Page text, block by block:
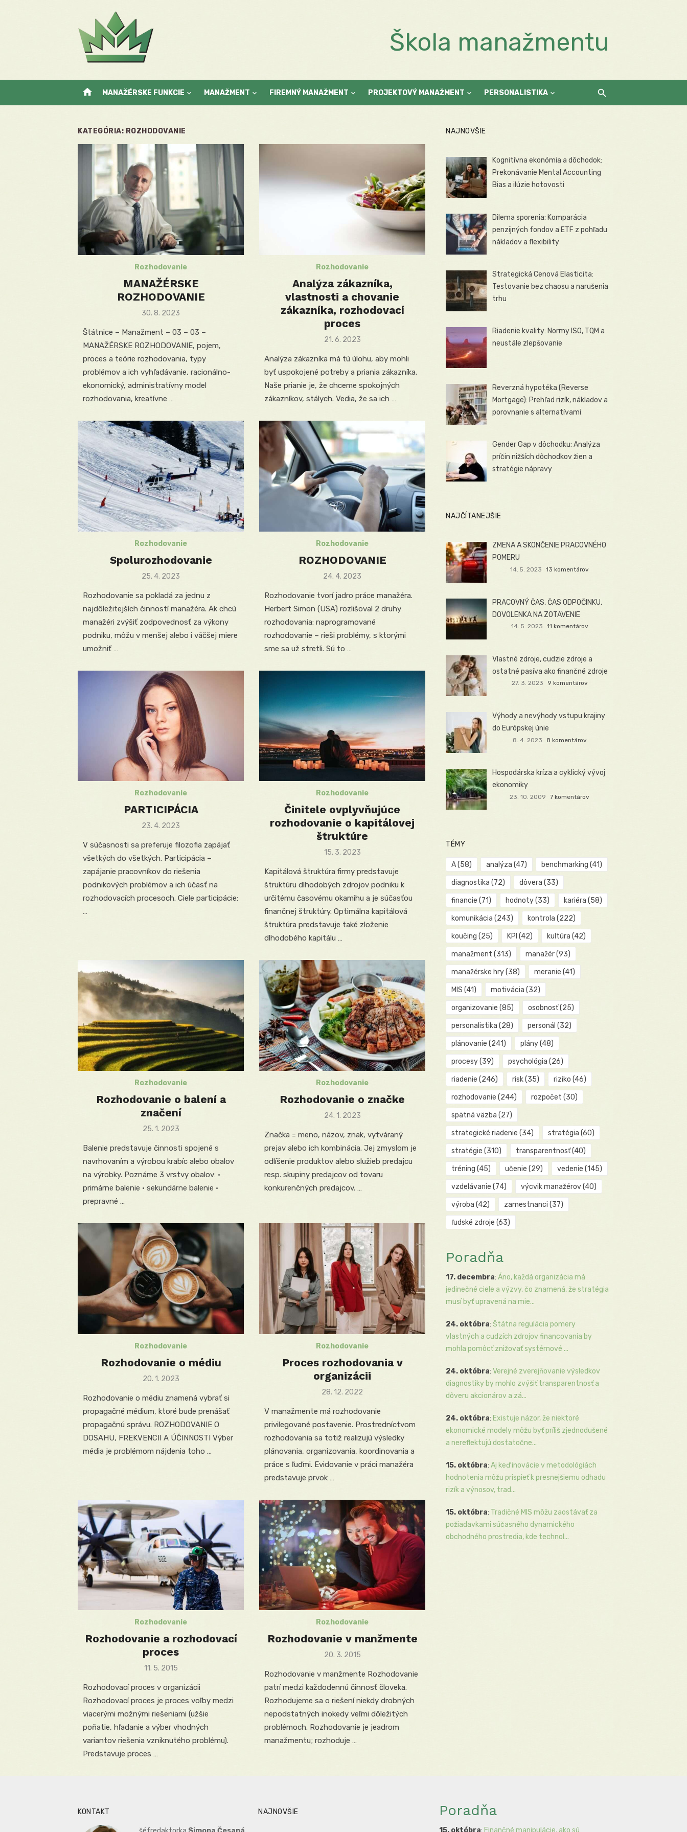
Škola manažmentu
home MANAŽÉRSKE FUNKCIE MANAŽMENT FIREMNÝ MANAŽMENT PROJEKTOVÝ MANAŽMENT PERSONALISTIKA
KATEGÓRIA: ROZHODOVANIE
Rozhodovanie
MANAŽÉRSKE
ROZHODOVANIE
Posted
30. 8. 2023
Štátnice – Manažment – 03 – 03 –
MANAŽÉRSKE ROZHODOVANIE, pojem,
proces a teórie rozhodovania, typy
problémov a ich vyhľadávanie, racionálno-
ekonomický, administratívny model
rozhodovania, kreatívne …
Rozhodovanie
Analýza zákazníka,
vlastnosti a chovanie
zákazníka, rozhodovací
proces
Posted
21. 6. 2023
Analýza zákazníka má tú úlohu, aby mohli
byť uspokojené potreby a priania zákazníka.
Naše prianie je, že chceme spokojných
zákazníkov, stálych. Vedia, že sa ich …
Rozhodovanie
Spolurozhodovanie
Posted
25. 4. 2023
Rozhodovanie sa pokladá za jednu z
najdôležitejších činností manažéra. Ak chcú
manažéri zvýšiť zodpovednosť za výkony
podniku, môžu v menšej alebo i väčšej miere
umožniť …
Rozhodovanie
ROZHODOVANIE
Posted
24. 4. 2023
Rozhodovanie tvorí jadro práce manažéra.
Herbert Simon (USA) rozlišoval 2 druhy
rozhodovania: naprogramované
rozhodovanie – rieši problémy, s ktorými
sme sa už stretli. Sú to …
Rozhodovanie
PARTICIPÁCIA
Posted
23. 4. 2023
V súčasnosti sa preferuje filozofia zapájať
všetkých do všetkých. Participácia –
zapájanie pracovníkov do riešenia
podnikových problémov a ich účasť na
rozhodovacích procesoch. Ciele participácie:
…
Rozhodovanie
Činitele ovplyvňujúce
rozhodovanie o kapitálovej
štruktúre
Posted
15. 3. 2023
Kapitálová štruktúra firmy predstavuje
štruktúru dlhodobých zdrojov podniku k
určitému časovému okamihu a je súčasťou
finančnej štruktúry. Optimálna kapitálová
štruktúra predstavuje také zloženie
dlhodobého kapitálu …
Rozhodovanie
Rozhodovanie o balení a
značení
Posted
25. 1. 2023
Balenie predstavuje činnosti spojené s
navrhovaním a výrobou krabíc alebo obalov
na výrobky. Poznáme 3 vrstvy obalov: •
primárne balenie • sekundárne balenie •
prepravné …
Rozhodovanie
Rozhodovanie o značke
Posted
24. 1. 2023
Značka = meno, názov, znak, vytváraný
prejav alebo ich kombinácia. Jej zmyslom je
odlíšenie produktov alebo služieb predajcu
resp. skupiny predajcov od tovaru
konkurenčných predajcov. …
Rozhodovanie
Rozhodovanie o médiu
Posted
20. 1. 2023
Rozhodovanie o médiu znamená vybrať si
propagačné médium, ktoré bude prenášať
propagačnú správu. ROZHODOVANIE O
DOSAHU, FREKVENCII A ÚČINNOSTI Výber
média je problémom nájdenia toho …
Rozhodovanie
Proces rozhodovania v
organizácii
Posted
28. 12. 2022
V manažmente má rozhodovanie
privilegované postavenie. Prostredníctvom
rozhodovania sa totiž realizujú výsledky
plánovania, organizovania, koordinovania a
práce s ľuďmi. Evidovanie v práci manažéra
predstavuje prvok …
Rozhodovanie
Rozhodovanie a rozhodovací
proces
Posted
11. 5. 2015
Rozhodovací proces v organizácii
Rozhodovací proces je proces voľby medzi
viacerými možnými riešeniami (užšie
poňatie, hľadanie a výber vhodných
variantov riešenia vzniknutého problému).
Predstavuje proces …
Rozhodovanie
Rozhodovanie v manžmente
Posted
20. 3. 2015
Rozhodovanie v manžmente Rozhodovanie
patrí medzi každodennú činnosť človeka.
Rozhodujeme sa o riešení niekdy drobných
nepodstatných inokedy veľmi dôležitých
problémoch. Rozhodovanie je jeadrom
manažmentu; rozhoduje …
NAJNOVŠIE
Kognitívna ekonómia a dôchodok:
Prekonávanie Mental Accounting
Bias a ilúzie hotovosti
Dilema sporenia: Komparácia
penzijných fondov a ETF z pohľadu
nákladov a flexibility
Strategická Cenová Elasticita:
Testovanie bez chaosu a narušenia
trhu
Riadenie kvality: Normy ISO, TQM a
neustále zlepšovanie
Reverzná hypotéka (Reverse
Mortgage): Prehľad rizík, nákladov a
porovnanie s alternatívami
Gender Gap v dôchodku: Analýza
príčin nižších dôchodkov žien a
stratégie nápravy
NAJČÍTANEJŠIE
ZMENA A SKONČENIE PRACOVNÉHO
POMERU
14. 5. 2023 13 komentárov
PRACOVNÝ ČAS, ČAS ODPOČINKU,
DOVOLENKA NA ZOTAVENIE
14. 5. 2023 11 komentárov
Vlastné zdroje, cudzie zdroje a
ostatné pasíva ako finančné zdroje
27. 3. 2023 9 komentárov
Výhody a nevýhody vstupu krajiny
do Európskej únie
8. 4. 2023 8 komentárov
Hospodárska kríza a cyklický vývoj
ekonomiky
23. 10. 2009 7 komentárov
TÉMY
A(58) analýza (47) benchmarking (41)
diagnostika (72) dôvera (33)
financie (71) hodnoty(33) kariéra (58)
komunikácia (243) kontrola (222)
koučing (25) KPI (42) kultúra (42)
manažment (313) manažér(93)
manažérske hry(38) meranie (41)
MIS (41) motivácia (32)
organizovanie (85) osobnosť(25)
personalistika (28) personál (32)
plánovanie (241) plány(48)
procesy(39) psychológia (26)
riadenie (246) risk(35) riziko (46)
rozhodovanie (244) rozpočet (30)
spätná väzba (27)
strategické riadenie (34) stratégia (60)
stratégie (310) transparentnosť(40)
tréning (45) učenie (29) vedenie (145)
vzdelávanie (74) výcvik manažérov(40)
výroba (42) zamestnanci (37)
ľudské zdroje (63)
Poradňa
17. decembra: Áno, každá organizácia má
jedinečné ciele a výzvy, čo znamená, že stratégia
musí byť upravená na mie...
24. októbra: Štátna regulácia pomery
vlastných a cudzích zdrojov financovania by
mohla pomôcť znižovať systémové ...
24. októbra: Verejné zverejňovanie výsledkov
diagnostiky by mohlo zvýšiť transparentnosť a
dôveru akcionárov a zá...
24. októbra: Existuje názor, že niektoré
ekonomické modely môžu byť príliš zjednodušené
a nereflektujú dostatočne...
15. októbra: Aj keď inovácie v metodológiách
hodnotenia môžu prispieť k presnejšiemu odhadu
rizík a výnosov, trad...
15. októbra: Tradičné MIS môžu zaostávať za
požiadavkami súčasného dynamického
obchodného prostredia, kde technol...
KONTAKT NAJNOVŠIE Poradňa